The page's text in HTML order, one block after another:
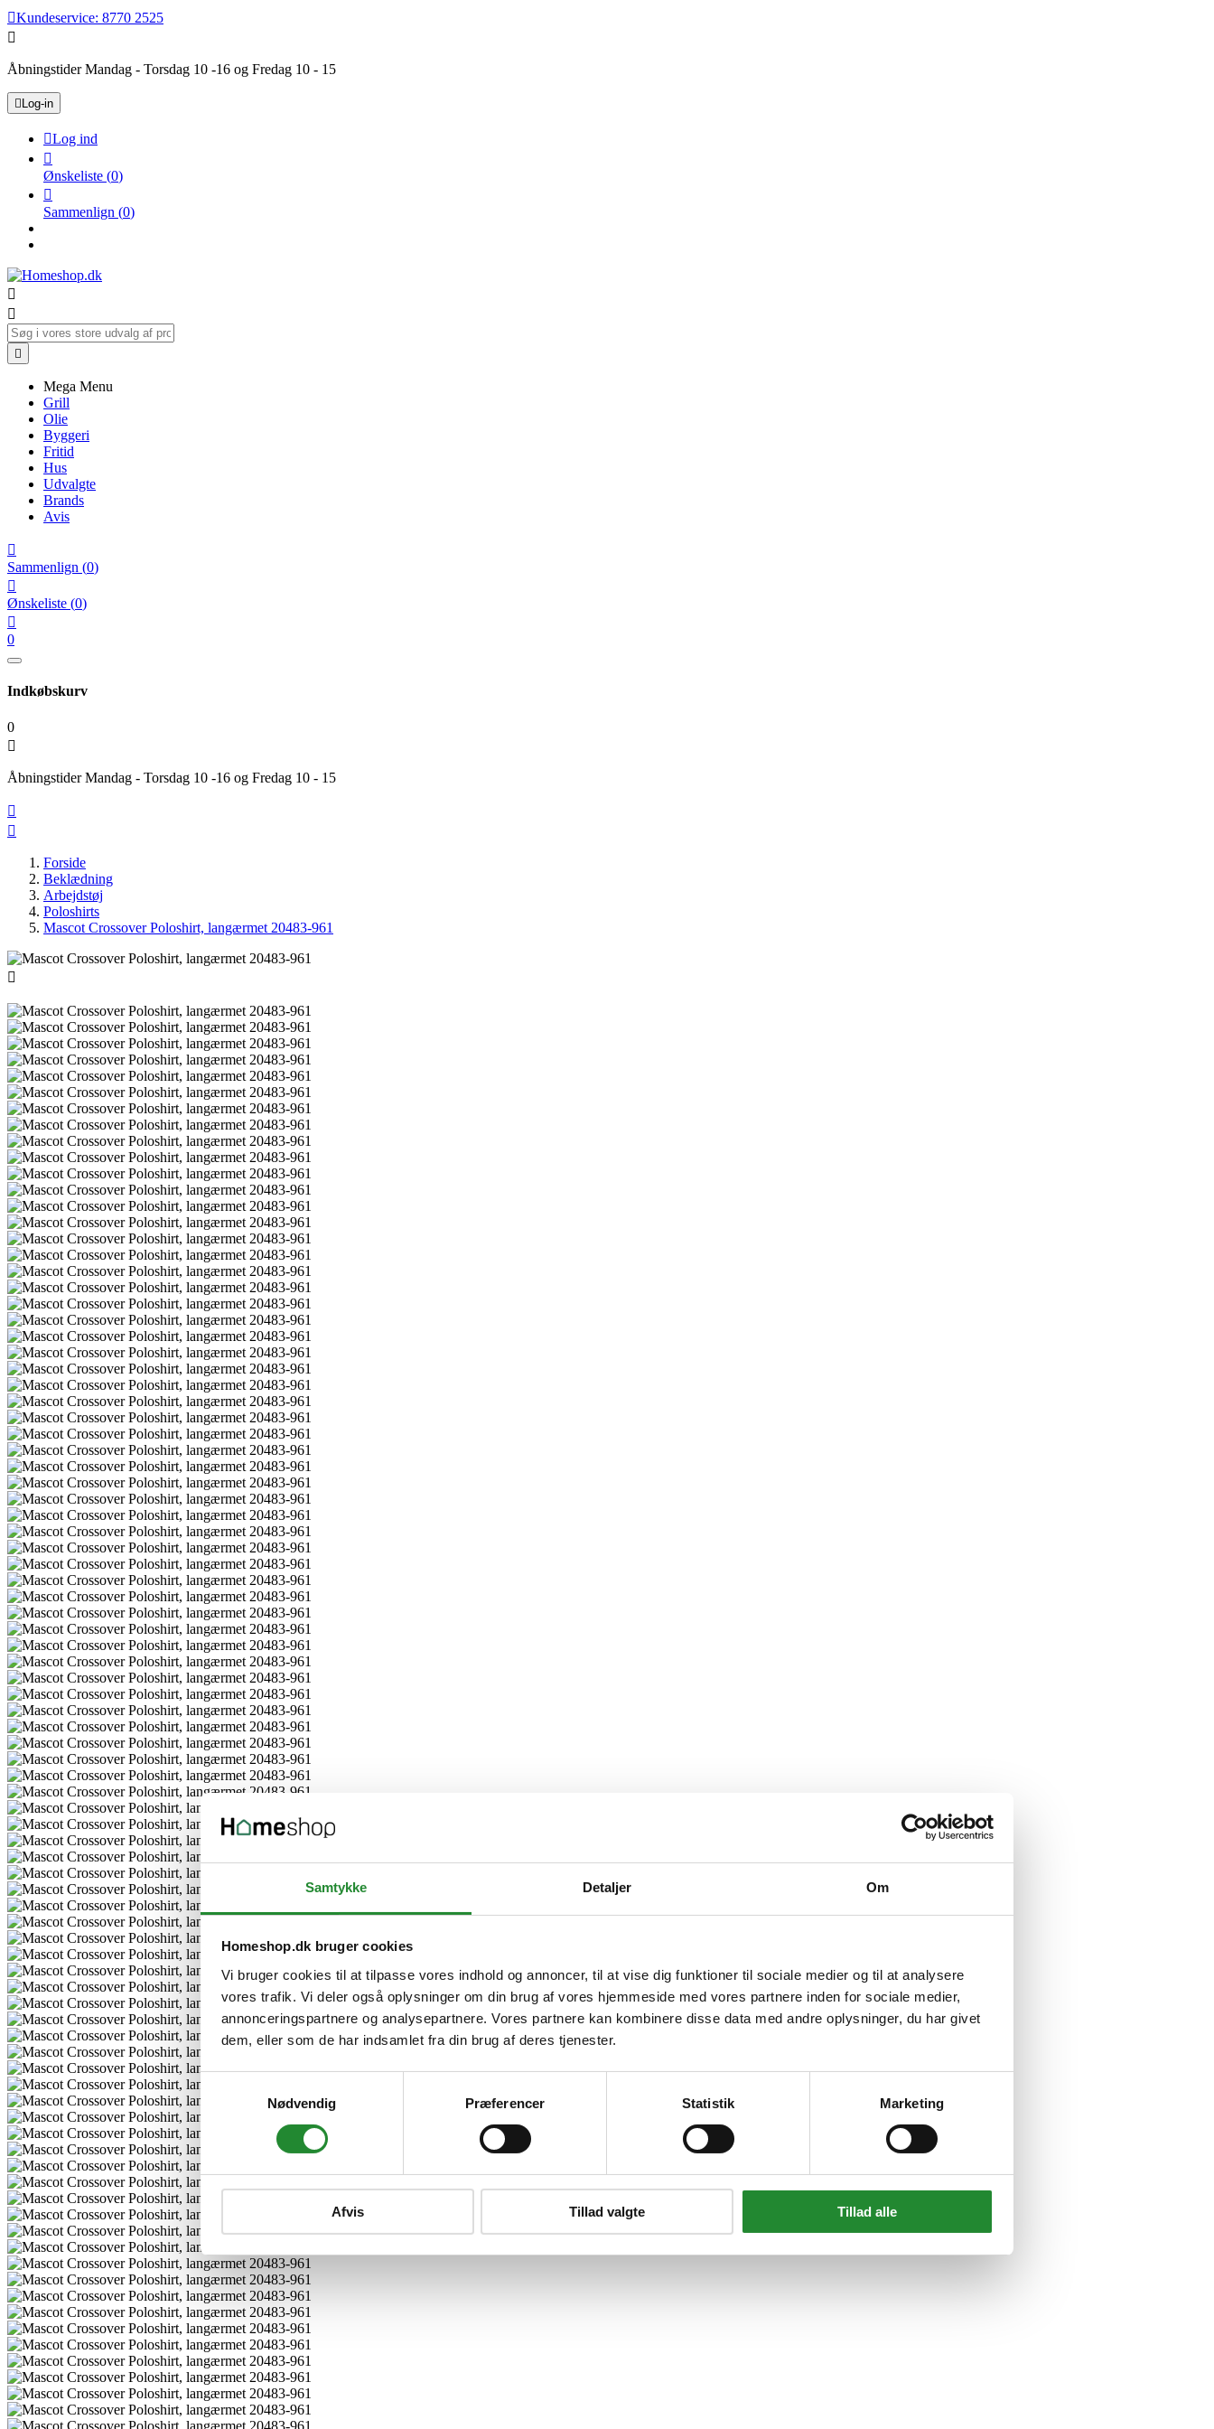
Samtykke Detaljer Om
Homeshop.dk bruger cookies
Vi bruger cookies til at tilpasse vores indhold og annoncer, til at vise dig funktioner til sociale medier og til at analysere
vores trafik. Vi deler også oplysninger om din brug af vores hjemmeside med vores partnere inden for sociale medier,
annonceringspartnere og analysepartnere. Vores partnere kan kombinere disse data med andre oplysninger, du har givet
dem, eller som de har indsamlet fra din brug af deres tjenester.
Samtykkevalg
Nødvendig
Præferencer Statistik Marketing
Afvis Tillad valgte Tillad alle
Kundeservice: 8770 2525

Åbningstider Mandag - Torsdag 10 -16 og Fredag 10 - 15
 Log-in
Log ind

Ønskeliste (0)

Sammenlign (0)



Mega Menu
Grill
Olie
Byggeri
Fritid
Hus
Udvalgte
Brands
Avis

Sammenlign (0)

Ønskeliste (0)

0
Indkøbskurv
0

Åbningstider Mandag - Torsdag 10 -16 og Fredag 10 - 15


Forside
Beklædning
Arbejdstøj
Poloshirts
Mascot Crossover Poloshirt, langærmet 20483-961
